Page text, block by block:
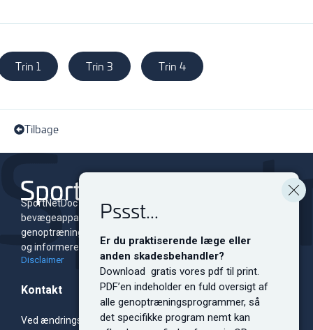
Pssst...
Er du praktiserende læge eller
anden skadesbehandler?
Download gratis vores pdf til print.
PDF’en indeholder en fuld oversigt af
alle genoptræningsprogrammer, så
det specifikke program nemt kan
Trin 1 Trin 3 Trin 4
Tilbage
SportNetDoc er et online leksikon for skader i
bevægeapparatet med tilhørende
genoptræningsprogrammer. Siden er dedikeret til at oplyse
og informere både fagfolk og sportsudøvere på alle niveauer.
Disclaimer
Kontakt
Ved ændringsforslag, sponsorsamarbejde, bannerreklamer